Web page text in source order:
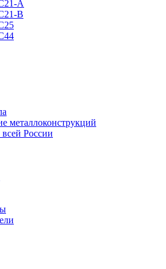
А
В
металлоконструкций
России